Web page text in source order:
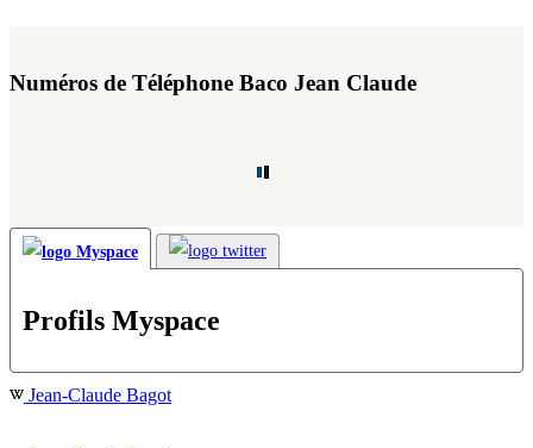
Numéros de Téléphone Baco Jean Claude
Profils Myspace
Jean-Claude Bagot